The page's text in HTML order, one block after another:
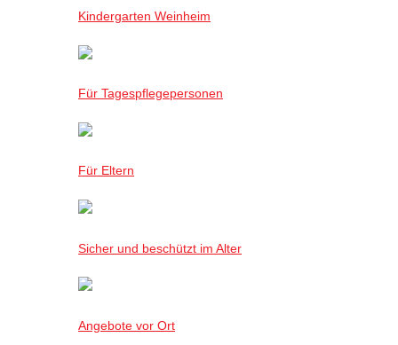
Kindergarten Weinheim
Für Tagespflegepersonen
Für Eltern
Sicher und beschützt im Alter
Angebote vor Ort